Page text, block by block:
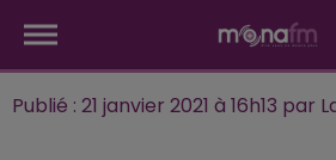
Publié : 21 janvier 2021 à 16h13 par